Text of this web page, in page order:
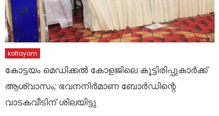
kottayam
കോട്ടയം മെഡിക്കൽ കോളജിലെ കൂട്ടിരിപ്പുകാർക്ക്
ആശ്വാസം; ഭവനനിർമാണ ബോർഡിന്റെ
വാടകവീടിന് ശിലയിട്ടു